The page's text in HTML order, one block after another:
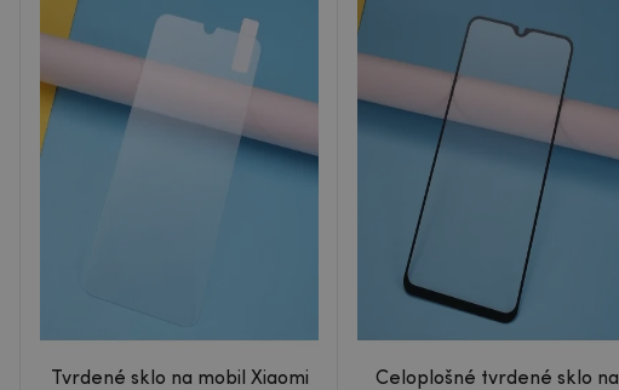
Tvrdené sklo na mobil Xiaomi
Celoplošné tvrdené sklo na